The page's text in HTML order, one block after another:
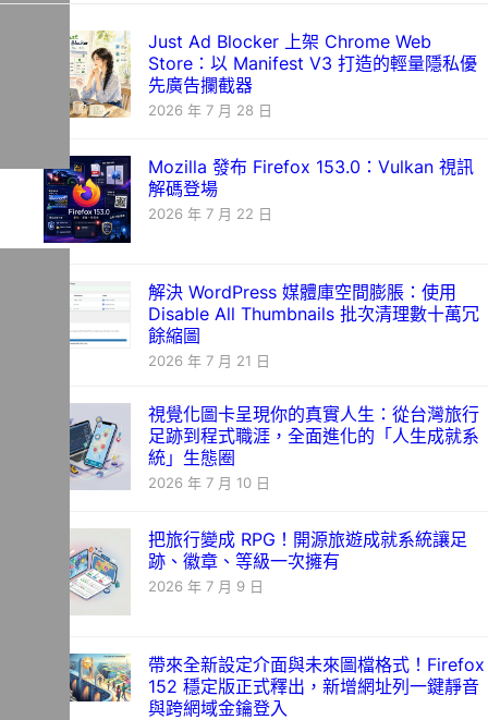
Just Ad Blocker 上架 Chrome Web
Store：以 Manifest V3 打造的輕量隱私優
先廣告攔截器
2026 年 7 月 28 日
Mozilla 發布 Firefox 153.0：Vulkan 視訊
解碼登場
2026 年 7 月 22 日
解決 WordPress 媒體庫空間膨脹：使用
Disable All Thumbnails 批次清理數十萬冗
餘縮圖
2026 年 7 月 21 日
視覺化圖卡呈現你的真實人生：從台灣旅行
足跡到程式職涯，全面進化的「人生成就系
統」生態圈
2026 年 7 月 10 日
把旅行變成 RPG！開源旅遊成就系統讓足
跡、徽章、等級一次擁有
2026 年 7 月 9 日
帶來全新設定介面與未來圖檔格式！Firefox
152 穩定版正式釋出，新增網址列一鍵靜音
與跨網域金鑰登入